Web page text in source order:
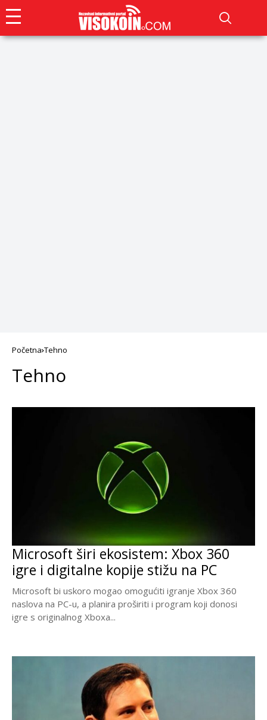
Početna Tehno
Tehno
Microsoft širi ekosistem: Xbox 360
igre i digitalne kopije stižu na PC
Microsoft bi uskoro mogao omogućiti igranje Xbox 360
naslova na PC-u, a planira proširiti i program koji donosi
igre s originalnog Xboxa...